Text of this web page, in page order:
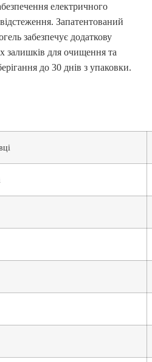
електричного
Запатентований
забезпечує додаткову
залишків для очищення та
до 30 днів з упаковки.